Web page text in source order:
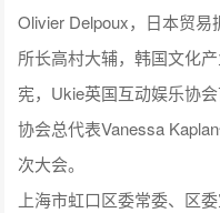
Olivier Delpoux，日本贸
所长高村大辅，韩国文化
宪，Ukie英国互动娱乐协
协会总代表Vanessa
次大会。
上海市虹口区委常委、区